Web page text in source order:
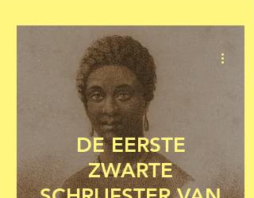
DE EERSTE
ZWARTE